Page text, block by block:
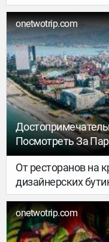
ванне, — то мы
Отправляйтесь в
соседствующих
которые отлично
известен своей
другой —
onetwotrip.com
Посмотреть За
От ресторанов на
дизайнерских
Голливуда, до
старинных
хозяйкой,
лице — всё это
onetwotrip.com